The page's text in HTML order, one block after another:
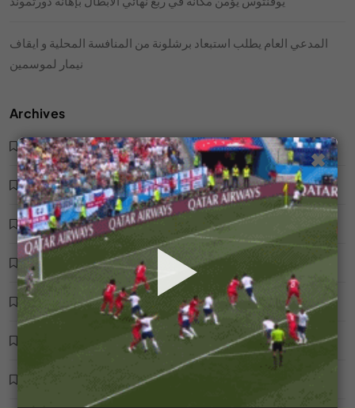
المدعي العام يطلب استبعاد برشلونة من المنافسة المحلية و ايقاف
نيمار لموسمين
Archives
فريق تشيلي لكرة القدم
مباراة كرة قدم UFL
كرة قدم بلانيت
ملعب كرة قدم
فريق مصر لكرة القدم
✖